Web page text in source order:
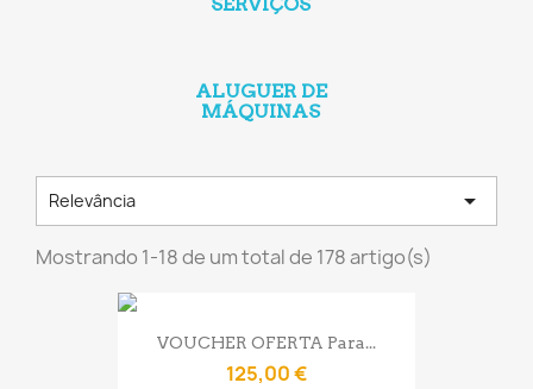
ALUGUER DE
MÁQUINAS
Relevância 
Mostrando 1-18 de um total de 178 artigo(s)
VOUCHER OFERTA Para...
125,00 €